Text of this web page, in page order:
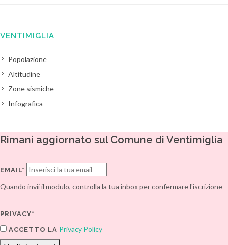
VENTIMIGLIA
Popolazione
Altitudine
Zone sismiche
Infografica
Rimani aggiornato sul Comune di Ventimiglia
EMAIL*
Quando invii il modulo, controlla la tua inbox per confermare l'iscrizione
PRIVACY*
ACCETTO LA Privacy Policy